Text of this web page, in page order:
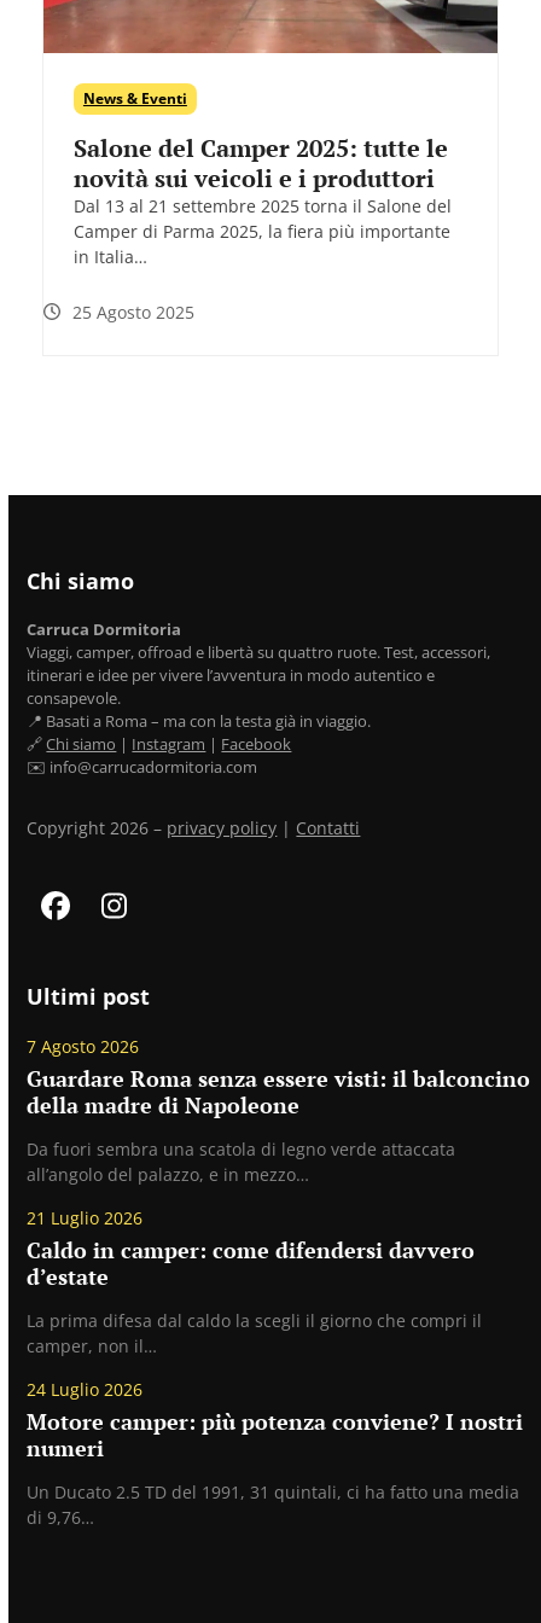
News & Eventi
Salone del Camper 2025: tutte le
novità sui veicoli e i produttori
Dal 13 al 21 settembre 2025 torna il Salone del
Camper di Parma 2025, la fiera più importante
in Italia…
25 Agosto 2025
Chi siamo
Carruca Dormitoria
Viaggi, camper, offroad e libertà su quattro ruote. Test, accessori,
itinerari e idee per vivere l’avventura in modo autentico e
consapevole.
📍 Basati a Roma – ma con la testa già in viaggio.
🔗Chi siamo | Instagram | Facebook
✉️ info@carrucadormitoria.com
Copyright 2026 – privacy policy | Contatti
FacebookInstagram
Ultimi post
7 Agosto 2026
Guardare Roma senza essere visti: il balconcino
della madre di Napoleone
Da fuori sembra una scatola di legno verde attaccata
all’angolo del palazzo, e in mezzo…
21 Luglio 2026
Caldo in camper: come difendersi davvero
d’estate
La prima difesa dal caldo la scegli il giorno che compri il
camper, non il…
24 Luglio 2026
Motore camper: più potenza conviene? I nostri
numeri
Un Ducato 2.5 TD del 1991, 31 quintali, ci ha fatto una media
di 9,76…